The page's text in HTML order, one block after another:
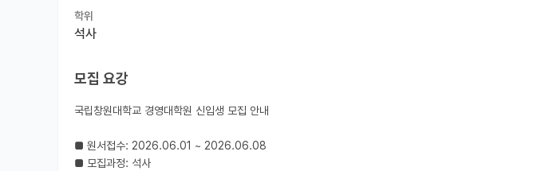
학위
석사
모집 요강
국립창원대학교 경영대학원 신입생 모집 안내
■ 원서접수: 2026.06.01 ~ 2026.06.08
■ 모집과정: 석사